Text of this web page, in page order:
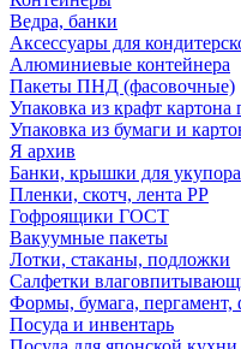
Ведра, банки
Аксессуары для
Алюминиевые контейнера
Пакеты ПНД (фасовочные)
Упаковка из крафт
Упаковка из бумаги и
Я архив
Банки, крышки для укупора
Пленки, скотч, лента РР
Гофроящики ГОСТ
Вакуумные пакеты
Лотки, стаканы, подложки
Салфетки
Формы, бумага, пергамент,
Посуда и инвентарь